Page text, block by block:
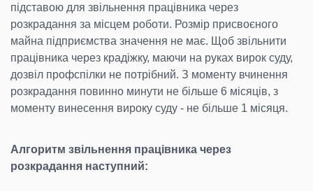
підставою для звільнення працівника через
розкрадання за місцем роботи. Розмір присвоєного
майна підприємства значення не має. Щоб звільнити
працівника через крадіжку, маючи на руках вирок суду,
дозвіл профспілки не потрібний. З моменту вчинення
розкрадання повинно минути не більше 6 місяців, з
моменту винесення вироку суду - не більше 1 місяця.
Алгоритм звільнення працівника через
розкрадання наступний: